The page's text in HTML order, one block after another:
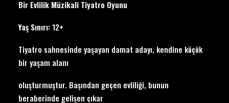
Bir Evlilik Müzikali Tiyatro Oyunu
Yaş Sınırı: 12+
Tiyatro sahnesinde yaşayan damat adayı, kendine küçük
bir yaşam alanı
oluşturmuştur. Başından geçen evliliği, bunun
beraberinde gelişen çıkar